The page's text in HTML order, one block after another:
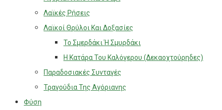
Λαϊκές Ρήσεις
Λαϊκοί Θρύλοι Και Δοξασίες
Το Σμερδάκι Ή Σμυρδάκι
Η Κατάρα Του Καλόγερου (Δεκαοχτούρηδες)
Παραδοσιακές Συνταγές
Τραγούδια Της Αγόριανης
Φύση